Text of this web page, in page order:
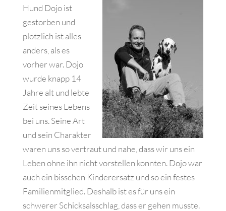
Hund Dojo ist
gestorben und
plötzlich ist alles
anders, als es
vorher war. Dojo
wurde knapp 14
Jahre alt und lebte
Zeit seines Lebens
bei uns. Seine Art
und sein Charakter
waren uns so vertraut und nahe, dass wir uns ein
Leben ohne ihn nicht vorstellen konnten. Dojo war
auch ein bisschen Kinderersatz und so ein festes
Familienmitglied. Deshalb ist es für uns ein
schwerer Schicksalsschlag, dass er gehen musste.